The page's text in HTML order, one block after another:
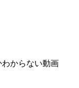
からない動画